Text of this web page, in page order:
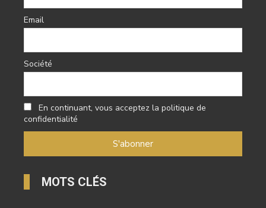
Email
Société
En continuant, vous acceptez la politique de
confidentialité
MOTS CLÉS